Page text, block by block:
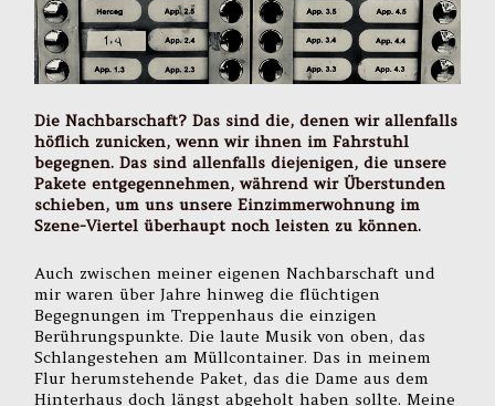
Die Nachbarschaft? Das sind die, denen wir allenfalls
höflich zunicken, wenn wir ihnen im Fahrstuhl
begegnen. Das sind allenfalls diejenigen, die unsere
Pakete entgegennehmen, während wir Überstunden
schieben, um uns unsere Einzimmerwohnung im
Szene-Viertel überhaupt noch leisten zu können.
Auch zwischen meiner eigenen Nachbarschaft und
mir waren über Jahre hinweg die flüchtigen
Begegnungen im Treppenhaus die einzigen
Berührungspunkte. Die laute Musik von oben, das
Schlangestehen am Müllcontainer. Das in meinem
Flur herumstehende Paket, das die Dame aus dem
Hinterhaus doch längst abgeholt haben sollte. Meine